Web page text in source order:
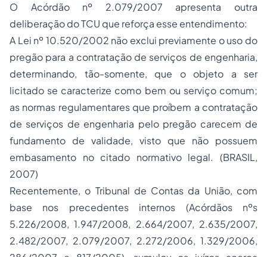
O Acórdão nº 2.079/2007 apresenta outra
deliberação do TCU que reforça esse entendimento:
A Lei nº 10.520/2002 não exclui previamente o uso do
pregão para a contratação de serviços de engenharia,
determinando, tão-somente, que o objeto a ser
licitado se caracterize como bem ou serviço comum;
as normas regulamentares que proíbem a contratação
de serviços de engenharia pelo pregão carecem de
fundamento de validade, visto que não possuem
embasamento no citado normativo legal. (BRASIL,
2007)
Recentemente, o Tribunal de Contas da União, com
base nos precedentes internos (Acórdãos nºs
5.226/2008, 1.947/2008, 2.664/2007, 2.635/2007,
2.482/2007, 2.079/2007, 2.272/2006, 1.329/2006,